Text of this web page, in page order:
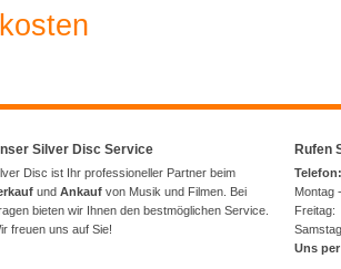
Silver Disc Service
Disc ist Ihr professioneller Partner beim
und Ankauf von Musik und Filmen. Bei
bieten wir Ihnen den bestmöglichen Service.
freuen uns auf Sie!
Rufen
Montag
Uns